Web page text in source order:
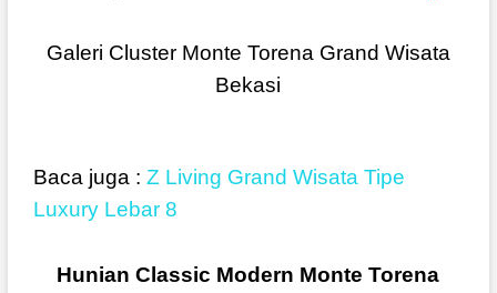
Galeri Cluster Monte Torena Grand Wisata
Bekasi
Baca juga : Z Living Grand Wisata Tipe
Luxury Lebar 8
Hunian Classic Modern Monte Torena